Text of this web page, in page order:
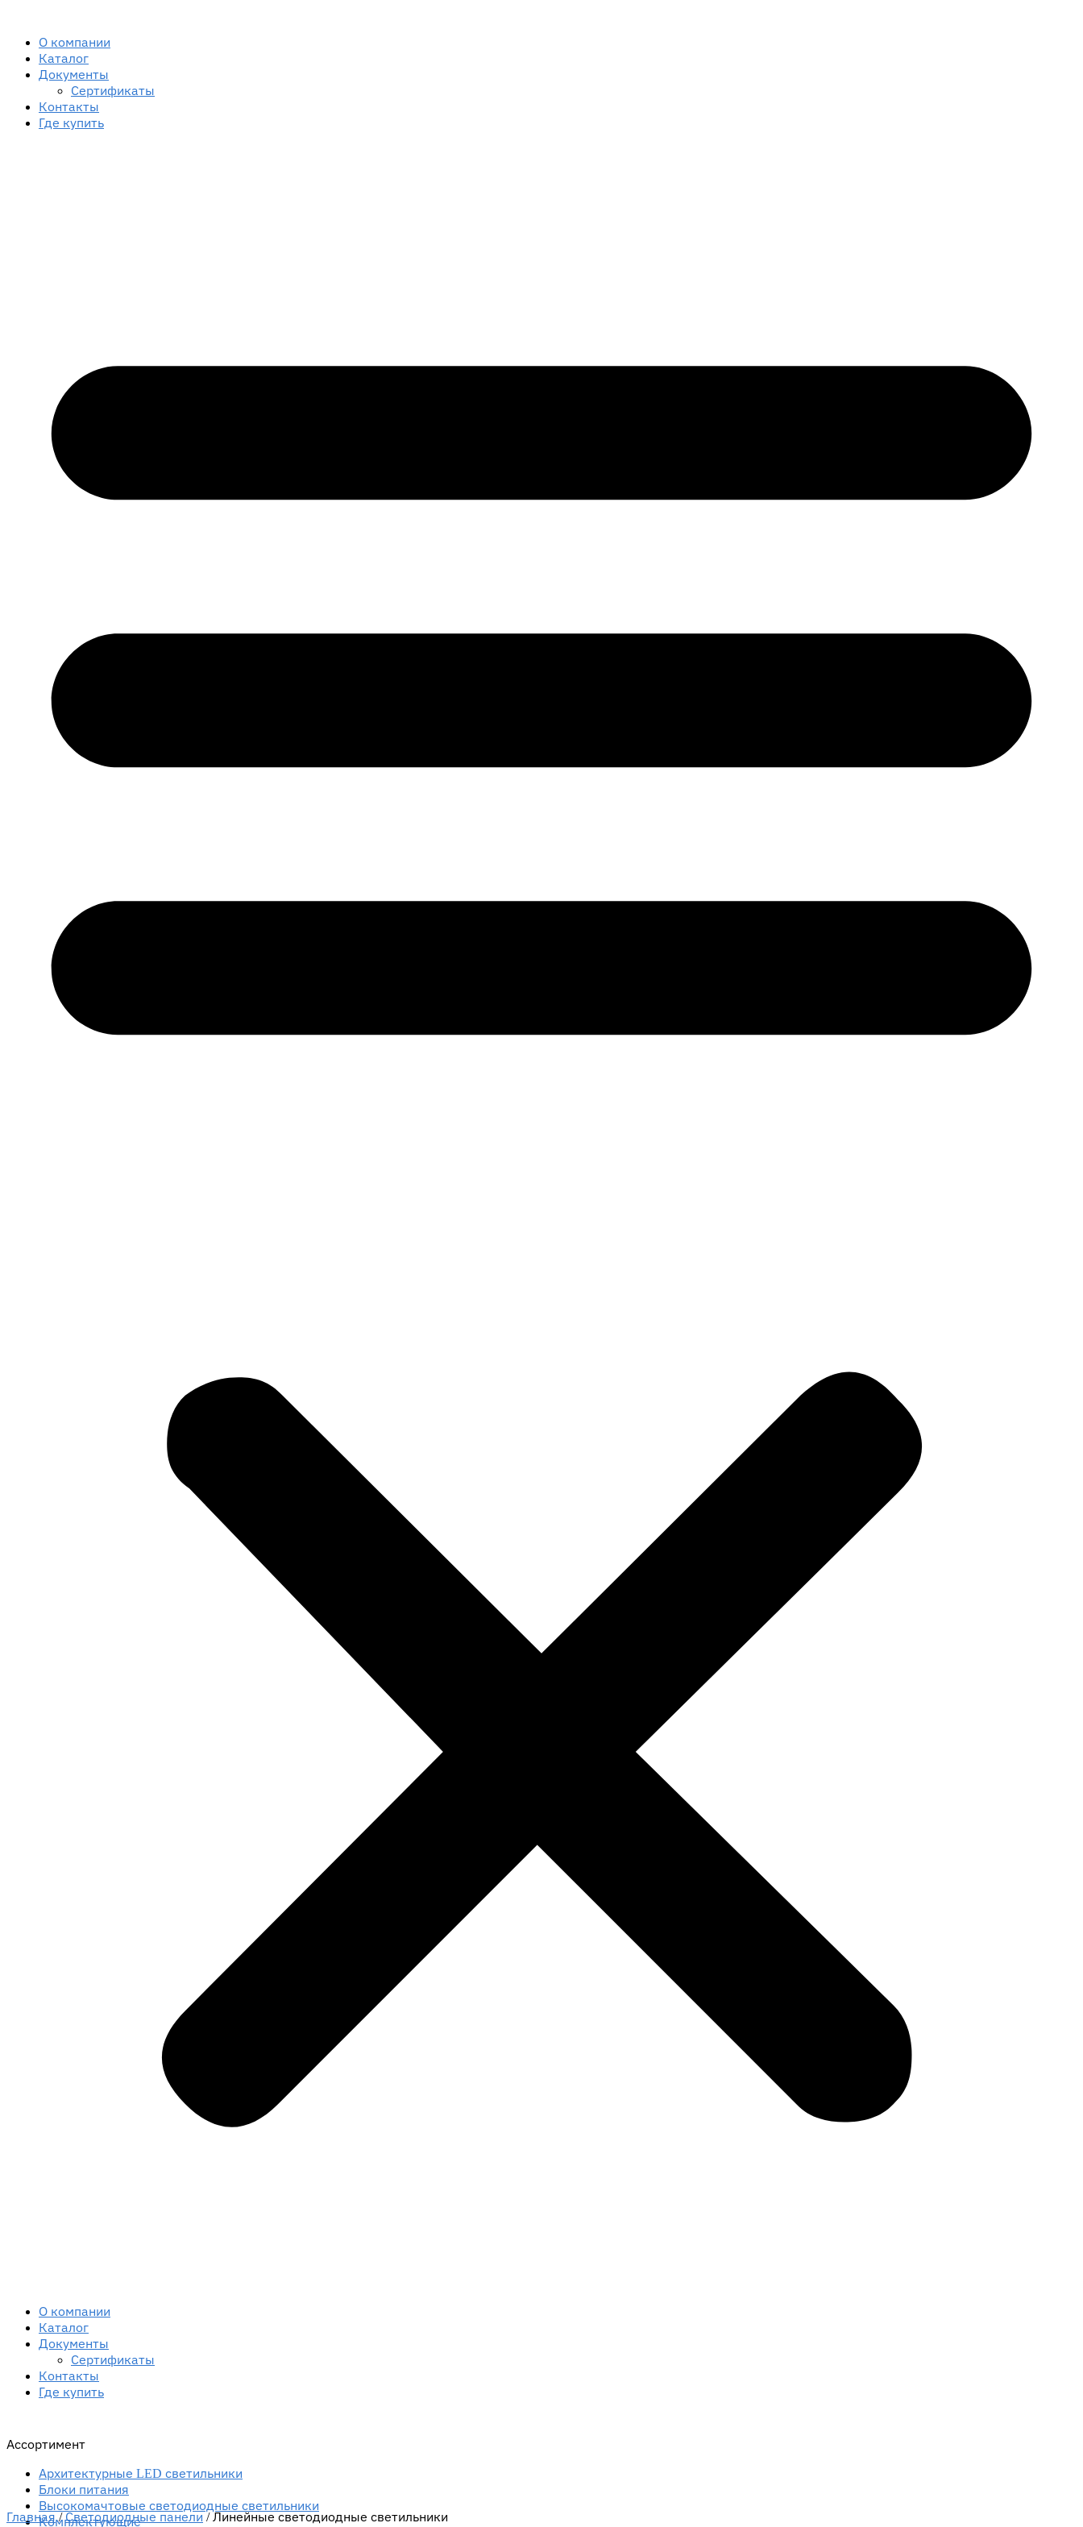
navigation
contentО компании
Каталог
Документы
Сертификаты
Контакты
Где купить
О компании
Каталог
Документы
Сертификаты
Контакты
Где купить
Ассортимент
Архитектурные LED светильники
Блоки питания
Высокомачтовые светодиодные светильники
Комплектующие
Главная/Светодиодные панели /Линейные светодиодные светильники